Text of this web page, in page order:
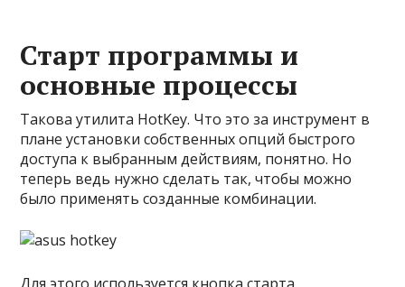
Старт программы и
основные процессы
Такова утилита HotKey. Что это за инструмент в
плане установки собственных опций быстрого
доступа к выбранным действиям, понятно. Но
теперь ведь нужно сделать так, чтобы можно
было применять созданные комбинации.